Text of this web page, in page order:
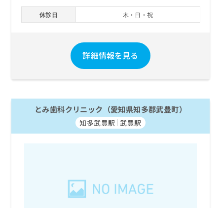
休診日 木・日・祝
詳細情報を見る
とみ歯科クリニック（愛知県知多郡武豊町）
知多武豊駅 武豊駅